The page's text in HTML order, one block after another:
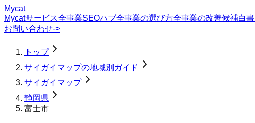
Mycat
Mycatサービス全事業SEOハブ全事業の選び方全事業の改善候補白書
お問い合わせ->
トップ
サイガイマップの地域別ガイド
サイガイマップ
静岡県
富士市